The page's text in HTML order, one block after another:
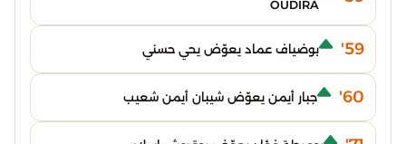
OUDIRA
59' بوضياف عماد يعوّض يحي حسني
60' جبار أيمن يعوّض شيبان أيمن شعيب